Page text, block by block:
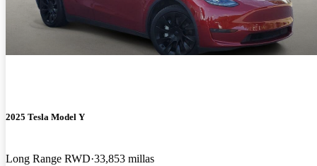
2025 Tesla Model Y
Long Range RWD 33,853 millas